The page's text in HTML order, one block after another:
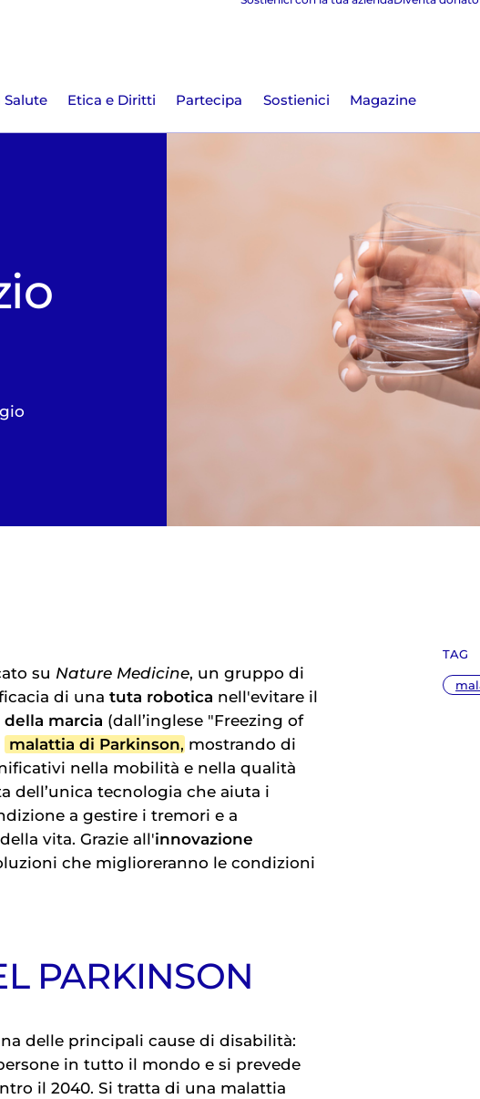
Salute Etica e Diritti Partecipa Sostienici Magazine
TAG
su Nature Medicine, un gruppo di
di una tuta robotica nell'evitare il
marcia (dall’inglese "Freezing of
malattia di Parkinson, mostrando di
nella mobilità e nella qualità
dell’unica tecnologia che aiuta i
a gestire i tremori e a
vita. Grazie all'innovazione
che miglioreranno le condizioni
PARKINSON
delle principali cause di disabilità:
in tutto il mondo e si prevede
il 2040. Si tratta di una malattia